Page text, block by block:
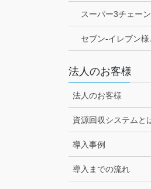
スーパー3チェー
セブン-イレブン
法人のお客様
法人のお客様
資源回収システムと
導入事例
導入までの流れ